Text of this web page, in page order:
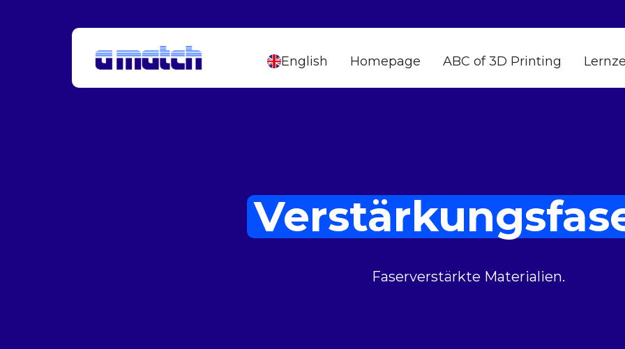
English Homepage ABC of 3D Printing
Faserverstärkte Materialien.